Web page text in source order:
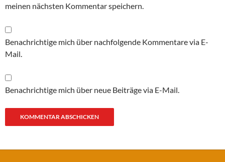
meinen nächsten Kommentar speichern.
Benachrichtige mich über nachfolgende Kommentare via E-
Mail.
Benachrichtige mich über neue Beiträge via E-Mail.